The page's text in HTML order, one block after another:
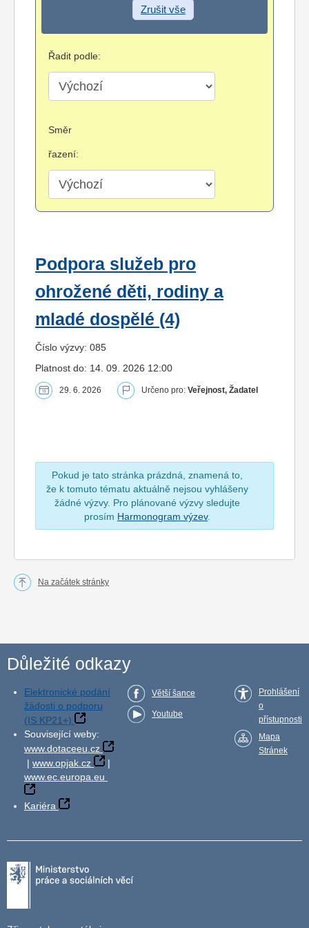
Zrušit vše
Řadit podle:
Směr
řazení:
Podpora služeb pro
ohrožené děti, rodiny a
mladé dospělé (4)
Číslo výzvy: 085
Platnost do: 14. 09. 2026 12:00
29. 6. 2026 Určeno pro: Veřejnost, Žadatel
Pokud je tato stránka prázdná, znamená to,
že k tomuto tématu aktuálně nejsou vyhlášeny
žádné výzvy. Pro plánované výzvy sledujte
prosím Harmonogram výzev.
Na začátek stránky
Důležité odkazy
Elektronické podání
žádosti o podporu
(IS KP21+)
Související weby:
www.dotaceeu.cz
| www.opjak.cz
|
www.ec.europa.eu
Kariéra
Větší šance
Youtube
Prohlášení
o
přístupnosti
Mapa
Stránek